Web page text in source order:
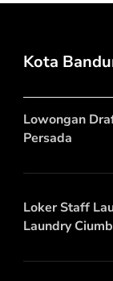
Kota
Lowongan
Persada
Loker Staff
Laundry